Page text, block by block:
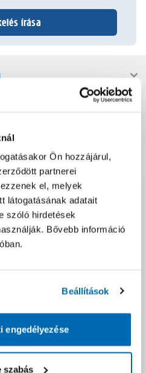
Ön hozzájárul,
partnerei
el, melyek
látogatásának adatait
szóló hirdetések
Bővebb információ
Beállítások
engedélyezése
szabás
írása
személy
vagy a termék leírásában?
nekünk!